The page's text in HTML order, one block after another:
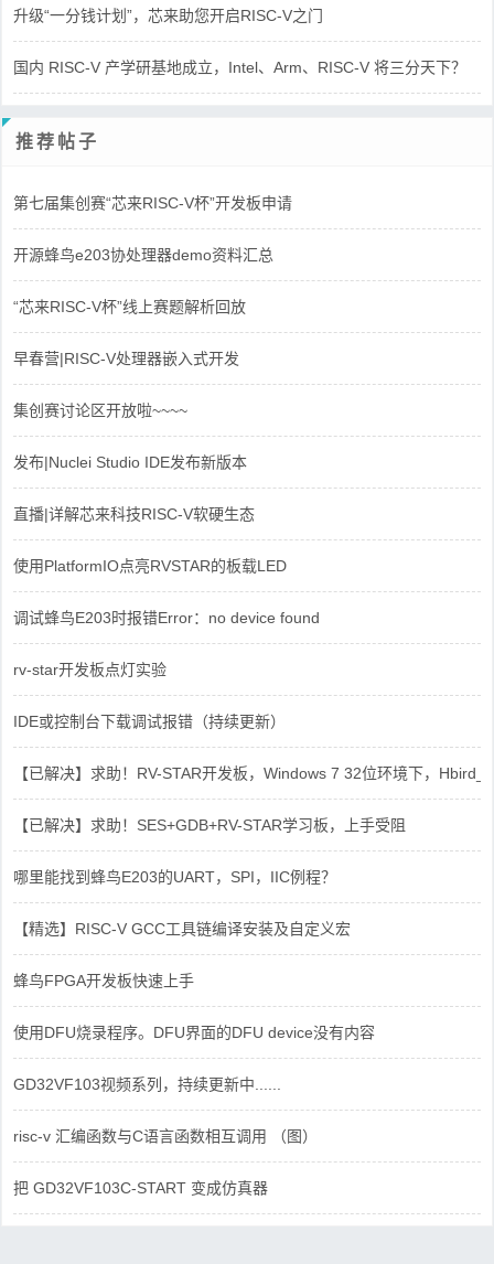
升级“一分钱计划”，芯来助您开启RISC-V之门
国内 RISC-V 产学研基地成立，Intel、Arm、RISC-V 将三分天下？
推荐帖子
第七届集创赛“芯来RISC-V杯”开发板申请
开源蜂鸟e203协处理器demo资料汇总
“芯来RISC-V杯”线上赛题解析回放
早春营|RISC-V处理器嵌入式开发
集创赛讨论区开放啦~~~~
发布|Nuclei Studio IDE发布新版本
直播|详解芯来科技RISC-V软硬生态
使用PlatformIO点亮RVSTAR的板载LED
调试蜂鸟E203时报错Error：no device found
rv-star开发板点灯实验
IDE或控制台下载调试报错（持续更新）
【已解决】求助！RV-STAR开发板，Windows 7 32位环境下，
【已解决】求助！SES+GDB+RV-STAR学习板，上手受阻
哪里能找到蜂鸟E203的UART，SPI，IIC例程？
【精选】RISC-V GCC工具链编译安装及自定义宏
蜂鸟FPGA开发板快速上手
使用DFU烧录程序。DFU界面的DFU device没有内容
GD32VF103视频系列，持续更新中......
risc-v 汇编函数与C语言函数相互调用 （图）
把 GD32VF103C-START 变成仿真器